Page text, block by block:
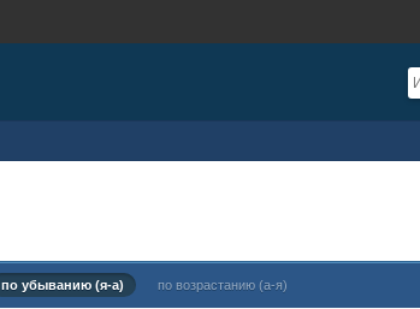
по убыванию (я-а) по возрастанию (а-я)